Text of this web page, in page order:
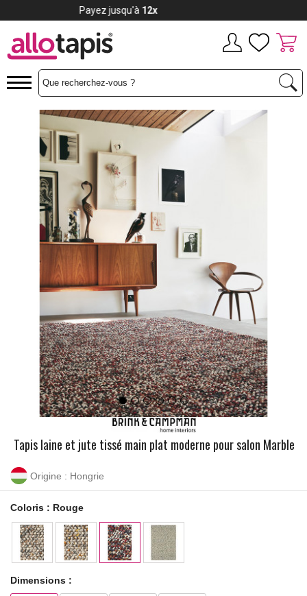
Tapis laine et jute tissé main plat moderne pour salon Marble
Origine : Hongrie
Coloris : Rouge
Dimensions :
Payez jusqu'à